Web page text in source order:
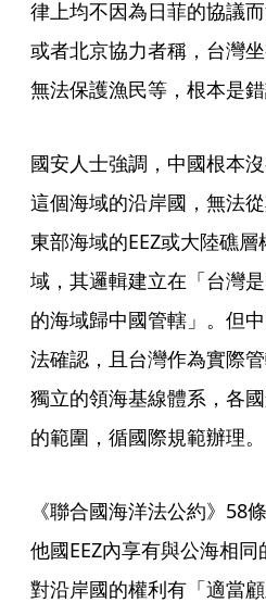
律上均不因為日菲的協議
或者北京協力者稱，台灣
無法保護漁民等，根本是錯
國安人士強調，中國根本
這個海域的沿岸國，無法
東部海域的EEZ或大陸礁
域，其邏輯建立在「台灣
的海域歸中國管轄」。但
法確認，且台灣作為實際
獨立的領海基線體系，各
的範圍，循國際規範辦理。
《聯合國海洋法公約》58
他國EEZ內享有與公海相
對沿岸國的權利有「適當